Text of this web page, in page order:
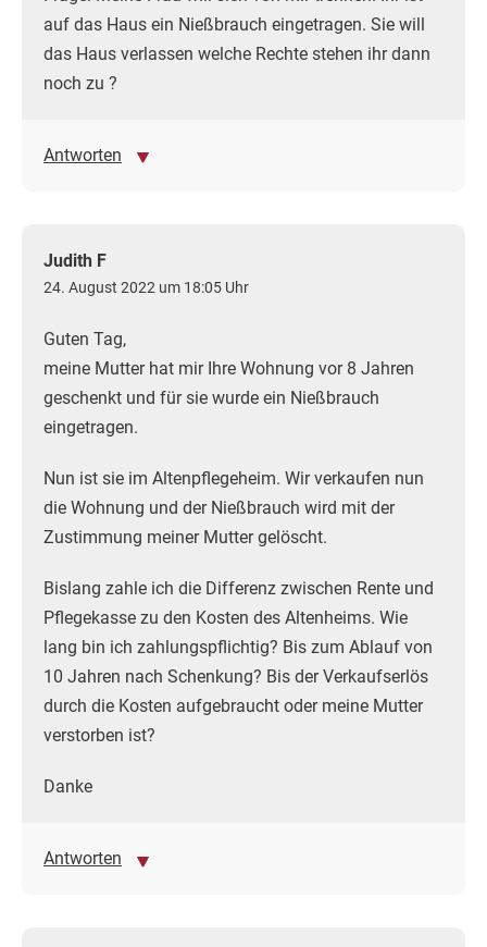
auf das Haus ein Nießbrauch eingetragen. Sie will
das Haus verlassen welche Rechte stehen ihr dann
noch zu ?
Antworten
Judith F
24. August 2022 um 18:05 Uhr
Guten Tag,
meine Mutter hat mir Ihre Wohnung vor 8 Jahren
geschenkt und für sie wurde ein Nießbrauch
eingetragen.
Nun ist sie im Altenpflegeheim. Wir verkaufen nun
die Wohnung und der Nießbrauch wird mit der
Zustimmung meiner Mutter gelöscht.
Bislang zahle ich die Differenz zwischen Rente und
Pflegekasse zu den Kosten des Altenheims. Wie
lang bin ich zahlungspflichtig? Bis zum Ablauf von
10 Jahren nach Schenkung? Bis der Verkaufserlös
durch die Kosten aufgebraucht oder meine Mutter
verstorben ist?
Danke
Antworten